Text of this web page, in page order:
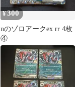
¥300
nのゾロアークex rr 4枚
④